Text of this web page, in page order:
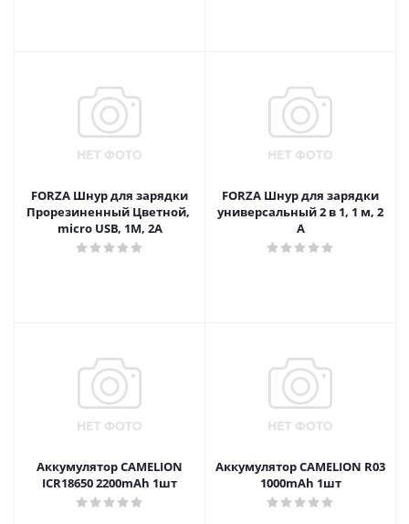
FORZA Шнур для зарядки
Прорезиненный Цветной,
micro USB, 1М, 2A
FORZA Шнур для зарядки
универсальный 2 в 1, 1 м, 2
А
Аккумулятор CAMELION
ICR18650 2200mAh 1шт
Аккумулятор CAMELION R03
1000mAh 1шт